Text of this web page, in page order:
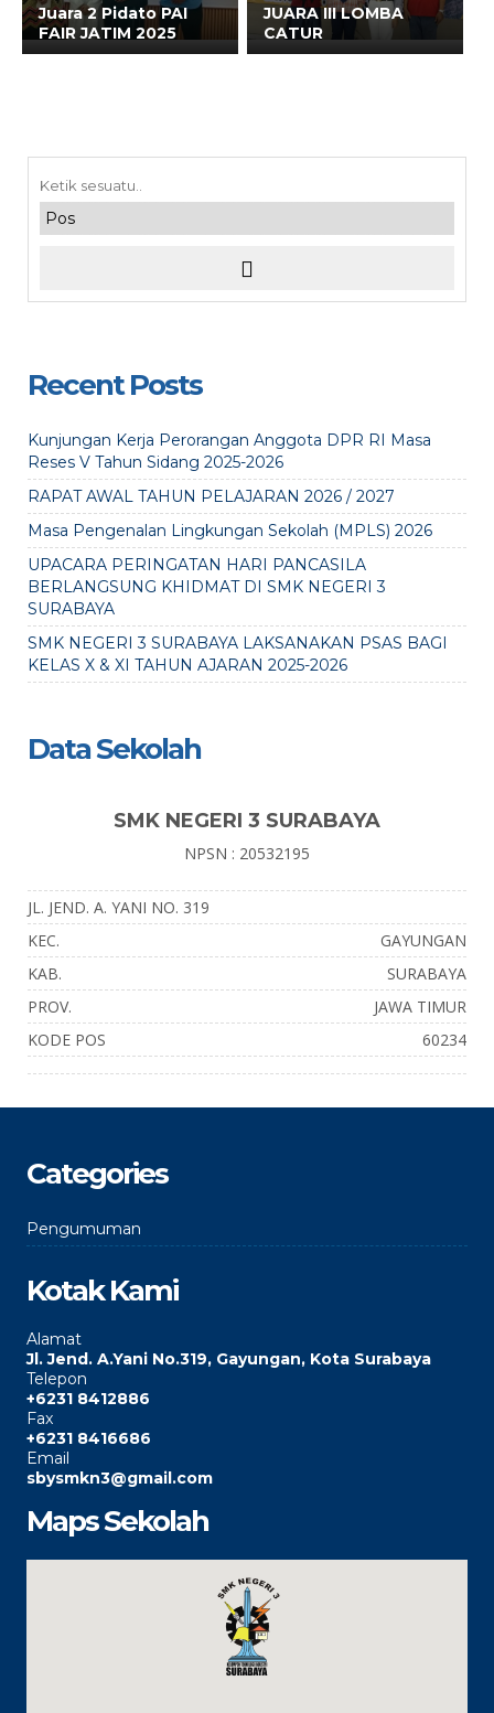
Juara 2 Pidato PAI
FAIR JATIM 2025
JUARA III LOMBA
CATUR
Recent Posts
Kunjungan Kerja Perorangan Anggota DPR RI Masa
Reses V Tahun Sidang 2025-2026
RAPAT AWAL TAHUN PELAJARAN 2026 / 2027
Masa Pengenalan Lingkungan Sekolah (MPLS) 2026
UPACARA PERINGATAN HARI PANCASILA
BERLANGSUNG KHIDMAT DI SMK NEGERI 3
SURABAYA
SMK NEGERI 3 SURABAYA LAKSANAKAN PSAS BAGI
KELAS X & XI TAHUN AJARAN 2025-2026
Data Sekolah
SMK NEGERI 3 SURABAYA
NPSN : 20532195
JL. JEND. A. YANI NO. 319
KEC.
GAYUNGAN
KAB.
SURABAYA
PROV.
JAWA TIMUR
KODE POS
60234
Categories
Pengumuman
Kotak Kami
Alamat
Jl. Jend. A.Yani No.319, Gayungan, Kota Surabaya
Telepon
+6231 8412886
Fax
+6231 8416686
Email
sbysmkn3@gmail.com
Maps Sekolah